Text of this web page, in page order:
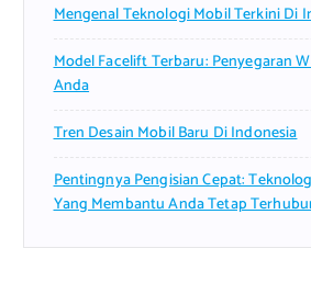
Mengenal Teknologi Mobil Terkini Di
Model Facelift Terbaru: Penyegaran
Anda
Tren Desain Mobil Baru Di Indonesia
Pentingnya Pengisian Cepat:
Yang Membantu Anda Tetap